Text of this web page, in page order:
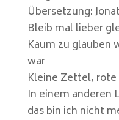
Übersetzung:
Bleib mal lieber
Kaum zu glauben
war
Kleine Zettel,
In einem anderen
das bin ich nicht